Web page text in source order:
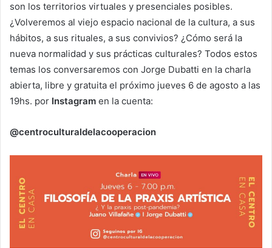
son los territorios virtuales y presenciales posibles.
¿Volveremos al viejo espacio nacional de la cultura, a sus
hábitos, a sus rituales, a sus convivios? ¿Cómo será la
nueva normalidad y sus prácticas culturales? Todos estos
temas los conversaremos con Jorge Dubatti en la charla
abierta, libre y gratuita el próximo jueves 6 de agosto a las
19hs. por Instagram en la cuenta:
@centroculturaldelacooperacion